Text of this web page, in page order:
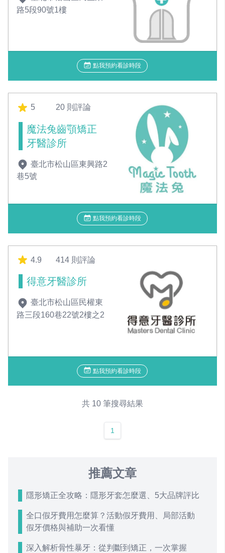
路5段90號1樓
點我預約看診時段
5 20 則評論
魔法兔齒顎矯正
牙醫診所
臺北市松山區東興路2
巷5號
點我預約看診時段
4.9 414 則評論
得意牙醫診所
臺北市松山區民權東
路三段160巷22號2樓之2
點我預約看診時段
共 10 筆搜尋結果
1
推薦文章
隱形矯正全攻略：隱形牙套怎麼選、5大品牌評比
全口假牙費用怎麼算？活動假牙費用、局部活動
假牙價格與補助一次看懂
深入解析骨性暴牙：從判斷到矯正，一次掌握